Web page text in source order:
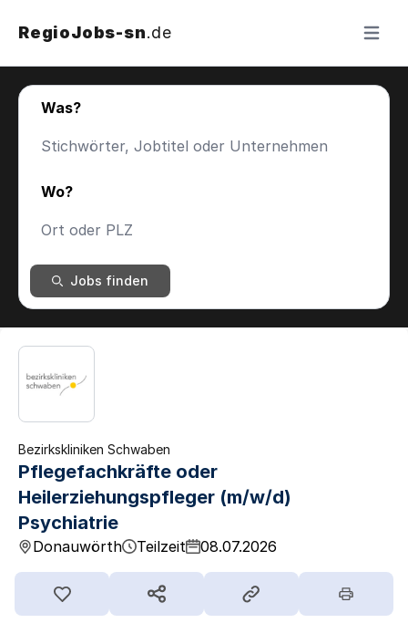
RegioJobs-sn.de Menü
Was?
Wo?
Jobs finden
Bezirkskliniken Schwaben
Pflegefachkräfte oder
Heilerziehungspfleger (m/w/d)
Psychiatrie
Donauwörth Teilzeit 08.07.2026